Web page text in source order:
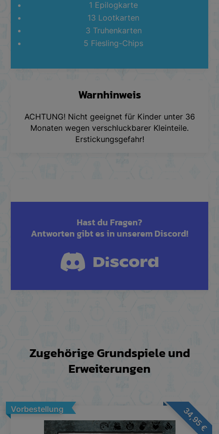
1 Epilogkarte
13 Lootkarten
3 Truhenkarten
5 Fiesling-Chips
Warnhinweis
ACHTUNG! Nicht geeignet für Kinder unter 36
Monaten wegen verschluckbarer Kleinteile.
Erstickungsgefahr!
Hast du Fragen?
Antworten gibt es in unserem Discord!
Zugehörige Grundspiele und
Erweiterungen
34,95
€
Vorbestellung